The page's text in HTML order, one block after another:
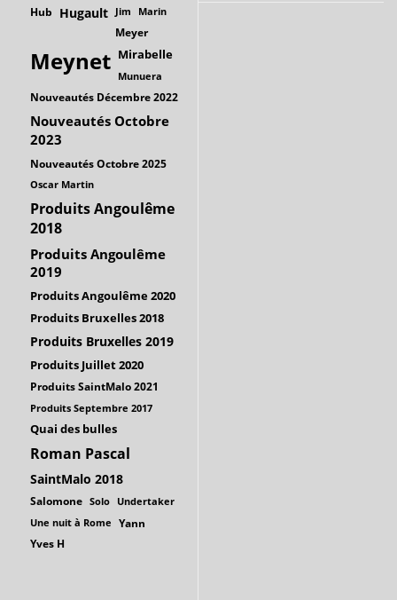
Hub Hugault Jim Marin
Meyer
Meynet Mirabelle
Munuera
Nouveautés Décembre 2022
Nouveautés Octobre
2023
Nouveautés Octobre 2025
Oscar Martin
Produits Angoulême
2018
Produits Angoulême
2019
Produits Angoulême 2020
Produits Bruxelles 2018
Produits Bruxelles 2019
Produits Juillet 2020
Produits SaintMalo 2021
Produits Septembre 2017
Quai des bulles
Roman Pascal
SaintMalo 2018
Salomone Solo Undertaker
Une nuit à Rome Yann
Yves H